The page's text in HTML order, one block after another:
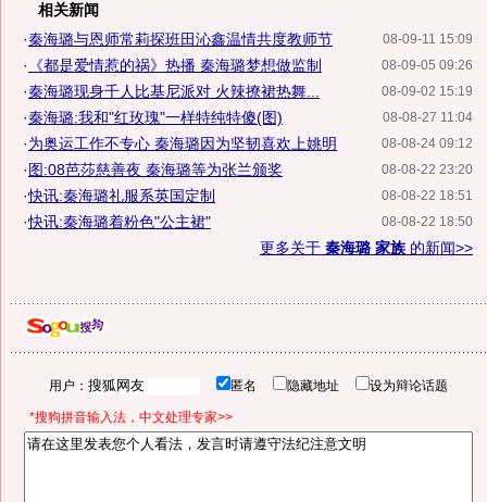
相关新闻
08-09-11 15:09
·秦海璐与恩师常莉探班田沁鑫温情共度教师节
08-09-05 09:26
· 《都是爱情惹的祸》热播 秦海璐梦想做监制
08-09-02 15:19
·秦海璐现身千人比基尼派对 火辣撩裙热舞...
08-08-27 11:04
·秦海璐:我和"红玫瑰"一样特纯特傻(图)
08-08-24 09:12
·为奥运工作不专心 秦海璐因为坚韧喜欢上姚明
08-08-22 23:20
·图:08芭莎慈善夜 秦海璐等为张兰颁奖
08-08-22 18:51
·快讯:秦海璐礼服系英国定制
08-08-22 18:50
·快讯:秦海璐着粉色"公主裙"
更多关于 秦海璐 家族 的新闻>>
用户： 匿名 隐藏地址 设为辩论话题
*搜狗拼音输入法，中文处理专家>>